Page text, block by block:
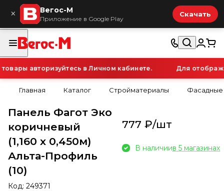
× Вегос-М
Приложение в Google Play
Скачать
авторизуйтесь в Личном кабинете. Для
Главная Каталог Стройматериалы Фасадные
Панель Фагот Эко
коричневый
(1,160 х 0,450м)
Альта-Профиль
(10)
Код: 249371
777 ₽/шт
В наличиив 5 магазинах